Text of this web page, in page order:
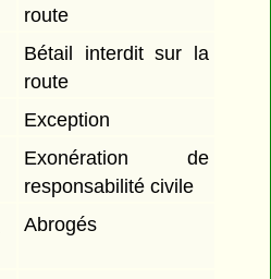
route
Bétail interdit sur la
route
Exception
Exonération de
responsabilité civile
Abrogés